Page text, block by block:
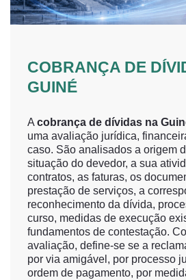
COBRANÇA DE
GUINÉ
A cobrança de dívidas na
uma avaliação jurídica,
caso. São analisados a origem
situação do devedor, a sua
contratos, as faturas, os
prestação de serviços, a
reconhecimento da dívida,
curso, medidas de execução
fundamentos de contestação.
avaliação, define-se se a
por via amigável, por processo
ordem de pagamento, por